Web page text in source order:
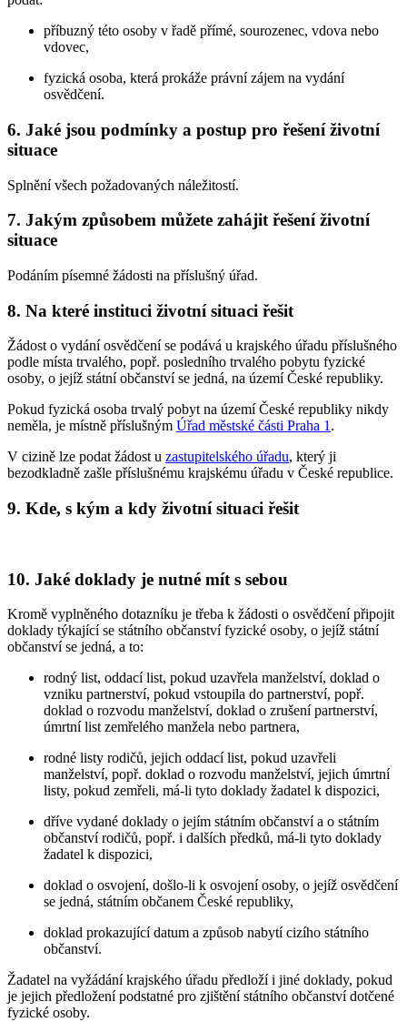
příbuzný této osoby v řadě přímé, sourozenec, vdova nebo
vdovec,
fyzická osoba, která prokáže právní zájem na vydání
osvědčení.
6. Jaké jsou podmínky a postup pro řešení životní
situace
Splnění všech požadovaných náležitostí.
7. Jakým způsobem můžete zahájit řešení životní
situace
Podáním písemné žádosti na příslušný úřad.
8. Na které instituci životní situaci řešit
Žádost o vydání osvědčení se podává u krajského úřadu příslušného
podle místa trvalého, popř. posledního trvalého pobytu fyzické
osoby, o jejíž státní občanství se jedná, na území České republiky.
Pokud fyzická osoba trvalý pobyt na území České republiky nikdy
neměla, je místně příslušným Úřad městské části Praha 1 .
V cizině lze podat žádost u zastupitelského úřadu, který ji
bezodkladně zašle příslušnému krajskému úřadu v České republice.
9. Kde, s kým a kdy životní situaci řešit
10. Jaké doklady je nutné mít s sebou
Kromě vyplněného dotazníku je třeba k žádosti o osvědčení připojit
doklady týkající se státního občanství fyzické osoby, o jejíž státní
občanství se jedná, a to:
rodný list, oddací list, pokud uzavřela manželství, doklad o
vzniku partnerství, pokud vstoupila do partnerství, popř.
doklad o rozvodu manželství, doklad o zrušení partnerství,
úmrtní list zemřelého manžela nebo partnera,
rodné listy rodičů, jejich oddací list, pokud uzavřeli
manželství, popř. doklad o rozvodu manželství, jejich úmrtní
listy, pokud zemřeli, má-li tyto doklady žadatel k dispozici,
dříve vydané doklady o jejím státním občanství a o státním
občanství rodičů, popř. i dalších předků, má-li tyto doklady
žadatel k dispozici,
doklad o osvojení, došlo-li k osvojení osoby, o jejíž osvědčení
se jedná, státním občanem České republiky,
doklad prokazující datum a způsob nabytí cizího státního
občanství.
Žadatel na vyžádání krajského úřadu předloží i jiné doklady, pokud
je jejich předložení podstatné pro zjištění státního občanství dotčené
fyzické osoby.